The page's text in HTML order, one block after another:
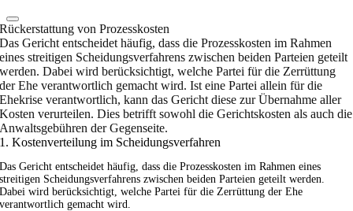
Rückerstattung von Prozesskosten
Das Gericht entscheidet häufig, dass die Prozesskosten im Rahmen
eines streitigen Scheidungsverfahrens zwischen beiden Parteien geteilt
werden. Dabei wird berücksichtigt, welche Partei für die Zerrüttung
der Ehe verantwortlich gemacht wird. Ist eine Partei allein für die
Ehekrise verantwortlich, kann das Gericht diese zur Übernahme aller
Kosten verurteilen. Dies betrifft sowohl die Gerichtskosten als auch die
Anwaltsgebühren der Gegenseite.
1. Kostenverteilung im Scheidungsverfahren
Das Gericht entscheidet häufig, dass die Prozesskosten im Rahmen eines
streitigen Scheidungsverfahrens zwischen beiden Parteien geteilt werden.
Dabei wird berücksichtigt, welche Partei für die Zerrüttung der Ehe
verantwortlich gemacht wird.